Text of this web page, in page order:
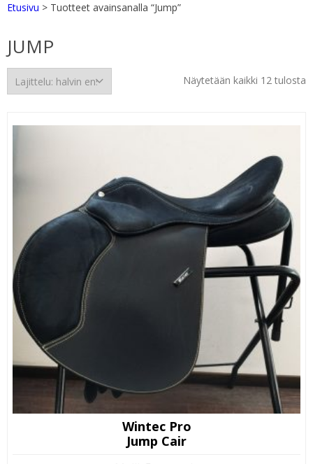
Etusivu > Tuotteet avainsanalla “Jump”
JUMP
Näytetään kaikki 12 tulosta
Wintec Pro
Jump Cair